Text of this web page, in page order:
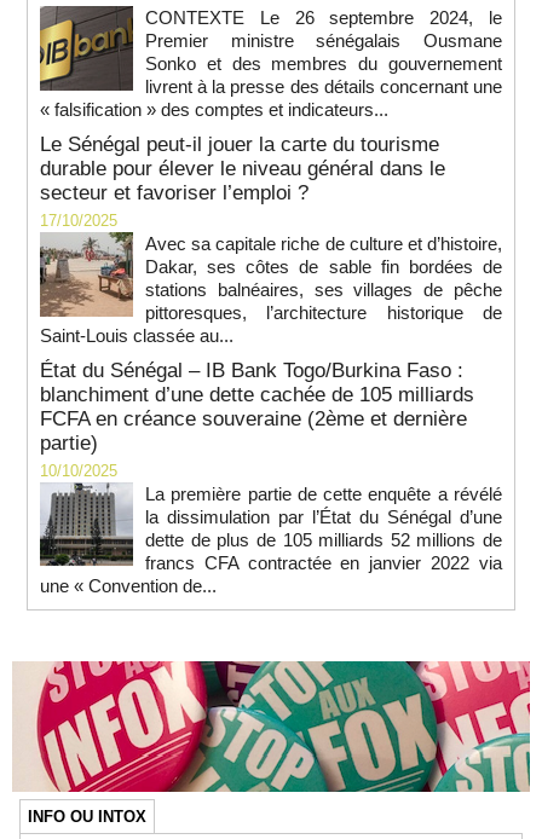
CONTEXTE Le 26 septembre 2024, le
Premier ministre sénégalais Ousmane
Sonko et des membres du gouvernement
livrent à la presse des détails concernant une
« falsification » des comptes et indicateurs...
Le Sénégal peut-il jouer la carte du tourisme
durable pour élever le niveau général dans le
secteur et favoriser l’emploi ?
17/10/2025
Avec sa capitale riche de culture et d’histoire,
Dakar, ses côtes de sable fin bordées de
stations balnéaires, ses villages de pêche
pittoresques, l’architecture historique de
Saint-Louis classée au...
État du Sénégal – IB Bank Togo/Burkina Faso :
blanchiment d’une dette cachée de 105 milliards
FCFA en créance souveraine (2ème et dernière
partie)
10/10/2025
La première partie de cette enquête a révélé
la dissimulation par l’État du Sénégal d’une
dette de plus de 105 milliards 52 millions de
francs CFA contractée en janvier 2022 via
une « Convention de...
INFO OU INTOX